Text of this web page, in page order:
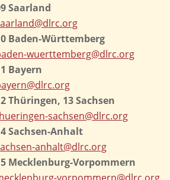
Saarland
Baden-Württemberg
wuerttemberg@dlrc.org
Bayern
Thüringen, 13 Sachsen
sachsen@dlrc.org
Sachsen-Anhalt
anhalt@dlrc.org
Mecklenburg-Vorpommern